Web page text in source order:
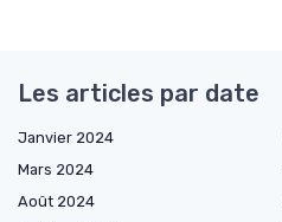
Les articles par date
Janvier 2024
Mars 2024
Août 2024